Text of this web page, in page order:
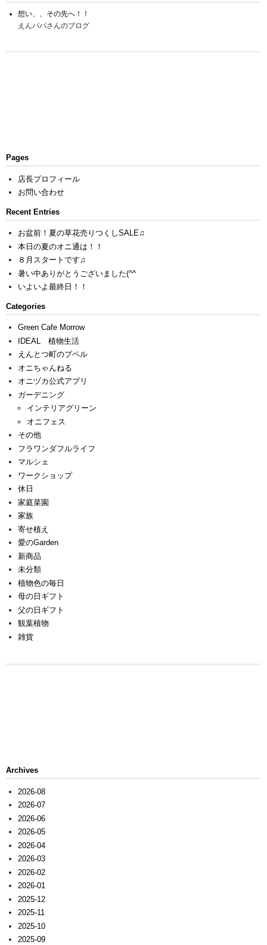
想い、、その先へ！！
えんパパさんのブログ
Pages
店長プロフィール
お問い合わせ
Recent Entries
お盆前！夏の草花売りつくしSALE♫
本日の夏のオニ通は！！
８月スタートです♫
暑い中ありがとうございました(^^ゞ
いよいよ最終日！！
Categories
Green Cafe Morrow
IDEAL 植物生活
えんとつ町のプペル
オニちゃんねる
オニヅカ公式アプリ
ガーデニング
インテリアグリーン
オニフェス
その他
フラワンダフルライフ
マルシェ
ワークショップ
休日
家庭菜園
家族
寄せ植え
愛のGarden
新商品
未分類
植物色の毎日
母の日ギフト
父の日ギフト
観葉植物
雑貨
Archives
2026-08
2026-07
2026-06
2026-05
2026-04
2026-03
2026-02
2026-01
2025-12
2025-11
2025-10
2025-09